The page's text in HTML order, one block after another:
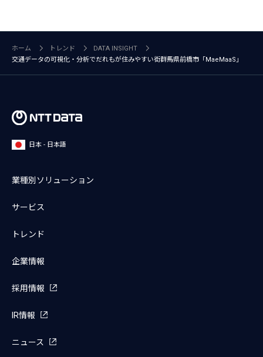
ホーム トレンド
DATA INSIGHT
交通データの可視化・分析でだれもが住みやすい街――群馬県前橋市「MaeMaaS」
日本 - 日本語
業種別ソリューション
サービス
トレンド
企業情報
採用情報
IR情報
ニュース